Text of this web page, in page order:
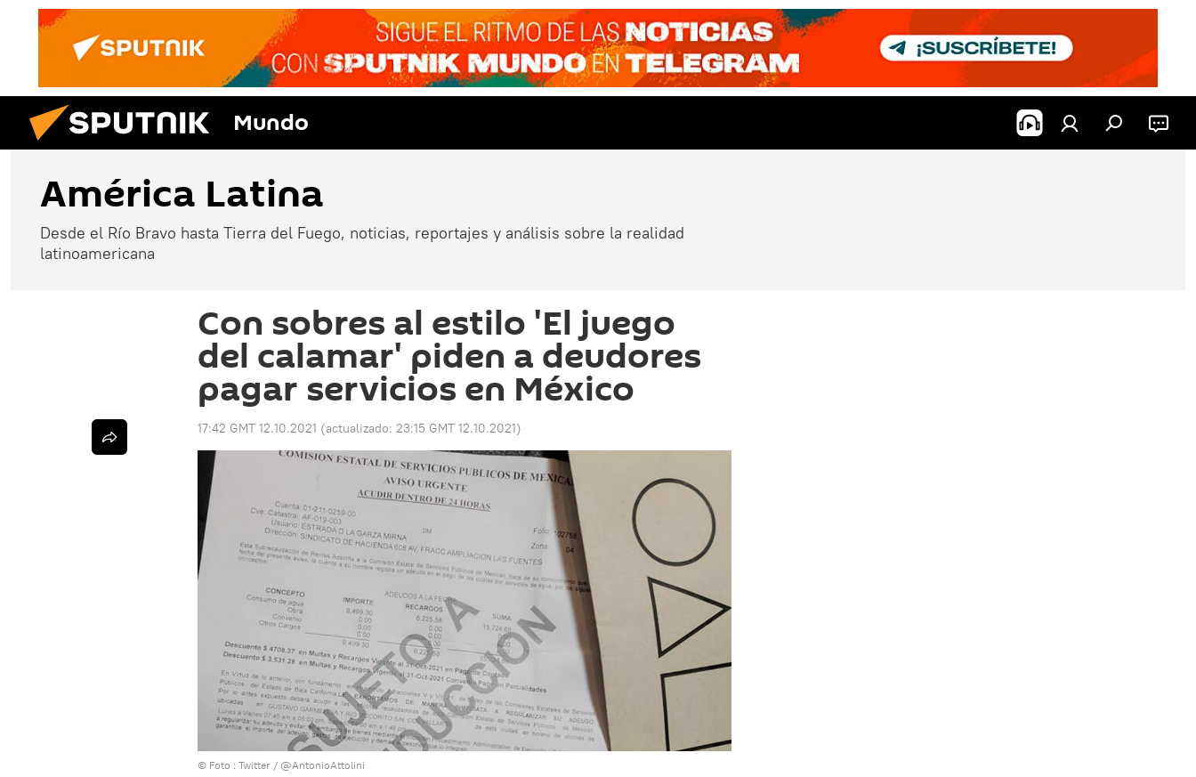
Mundo
América Latina
Desde el Río Bravo hasta Tierra del Fuego, noticias, reportajes y análisis sobre la realidad
latinoamericana
Con sobres al estilo 'El juego
del calamar' piden a deudores
pagar servicios en México
17:42 GMT 12.10.2021 (actualizado: 23:15 GMT 12.10.2021)
© Foto : Twitter / @AntonioAttolini